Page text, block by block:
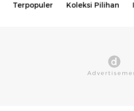
Terpopuler Koleksi Pilihan